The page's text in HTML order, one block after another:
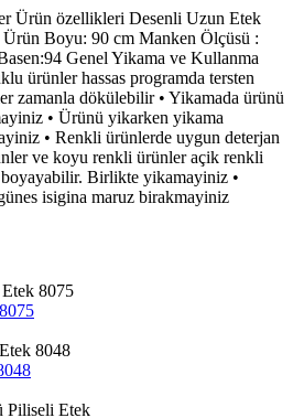
Ürün özellikleri Desenli Uzun Etek
Boyu: 90 cm Manken Ölçüsü :
Genel Yikama ve Kullanma
ürünler hassas programda tersten
zamanla dökülebilir • Yikamada ürünü
• Ürünü yikarken yikama
• Renkli ürünlerde uygun deterjan
ve koyu renkli ürünler açik renkli
Birlikte yikamayiniz •
isigina maruz birakmayiniz